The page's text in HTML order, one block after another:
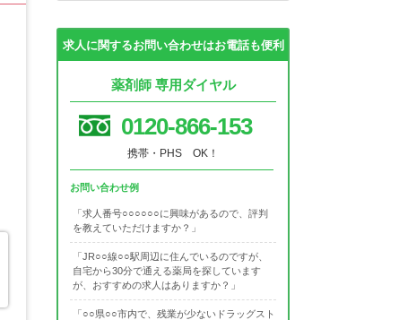
求人に関するお問い合わせはお電話も便利
薬剤師 専用ダイヤル
0120-866-153
携帯・PHS OK！
お問い合わせ例
「求人番号○○○○○○に興味があるので、評判
を教えていただけますか？」
「JR○○線○○駅周辺に住んでいるのですが、
自宅から30分で通える薬局を探しています
が、おすすめの求人はありますか？」
「○○県○○市内で、残業が少ないドラッグスト